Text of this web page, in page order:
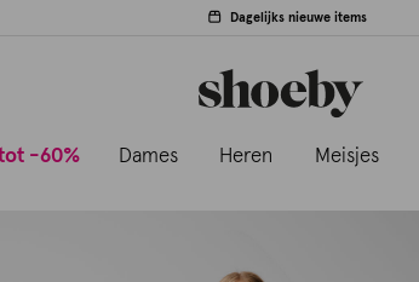
Dagelijks nieuwe items
-60% Dames Heren Meisjes